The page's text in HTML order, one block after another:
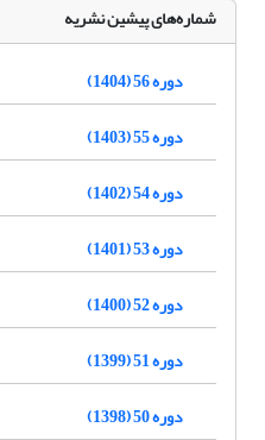
شماره‌های پیشین نشریه
دوره 56 (1404)
دوره 55 (1403)
دوره 54 (1402)
دوره 53 (1401)
دوره 52 (1400)
دوره 51 (1399)
دوره 50 (1398)